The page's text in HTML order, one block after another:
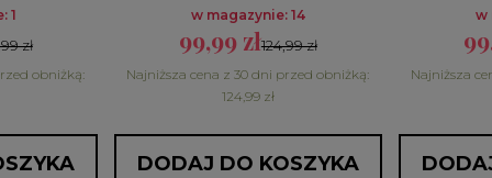
1
zł
obniżką:
w magazynie: 14
99,99 zł124,99 zł
Najniższa cena z 30 dni przed obniżką:
124,99 zł
DODAJ DO KOSZYKA
w
Najniższa